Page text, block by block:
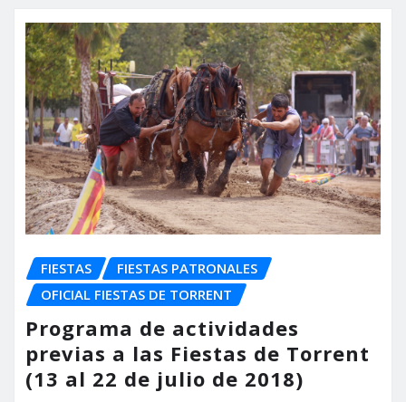
FIESTAS
FIESTAS PATRONALES
OFICIAL FIESTAS DE TORRENT
Programa de actividades
previas a las Fiestas de Torrent
(13 al 22 de julio de 2018)